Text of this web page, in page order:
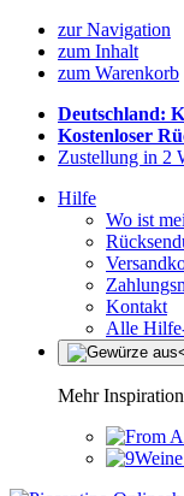
zur Navigation
zum Inhalt
zum Warenkorb
Deutschland:
Kostenloser
Zustellung in 2
Hilfe
Wo ist
Kontakt
Alle
Mehr Inspiration